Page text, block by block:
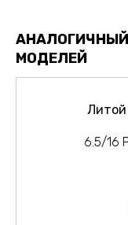
МОДЕЛЕЙ
Литой
6.5/16